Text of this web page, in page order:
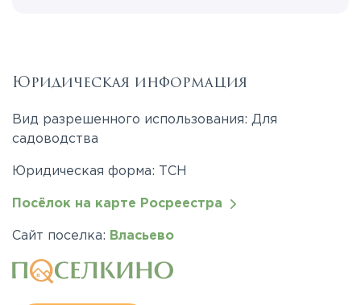
Юридическая информация
Вид разрешенного использования: Для
садоводства
Юридическая форма: ТСН
Посёлок на карте Росреестра
Сайт поселка: Власьево